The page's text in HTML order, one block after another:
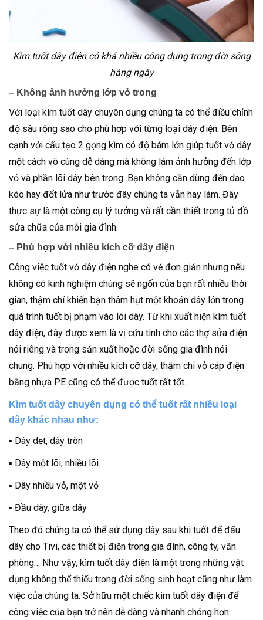
Kìm tuốt dây điện có khá nhiều công dụng trong đời sống
hàng ngày
– Không ảnh hưởng lớp vỏ trong
Với loại kìm tuốt dây chuyên dụng chúng ta có thể điều chỉnh
độ sâu rộng sao cho phù hợp với từng loại dây điện. Bên
cạnh với cấu tạo 2 gọng kìm có độ bám lớn giúp tuốt vỏ dây
một cách vô cùng dễ dàng mà không làm ảnh hưởng đến lớp
vỏ và phần lõi dây bên trong. Bạn không cần dùng đến dao
kéo hay đốt lửa như trước đây chúng ta vẫn hay làm. Đây
thực sự là một công cụ lý tưởng và rất cần thiết trong tủ đồ
sửa chữa của mỗi gia đình.
– Phù hợp với nhiều kích cỡ dây điện
Công việc tuốt vỏ dây điện nghe có vẻ đơn giản nhưng nếu
không có kinh nghiệm chúng sẽ ngốn của bạn rất nhiều thời
gian, thậm chí khiến bạn thâm hụt một khoản dây lớn trong
quá trình tuốt bị phạm vào lõi dây. Từ khi xuất hiện kìm tuốt
dây điện, đây được xem là vị cứu tinh cho các thợ sửa điện
nói riêng và trong sản xuất hoặc đời sống gia đình nói
chung. Phù hợp với nhiều kích cỡ dây, thậm chí vỏ cáp điện
bằng nhựa PE cũng có thể được tuốt rất tốt.
Kìm tuốt dây chuyên dụng có thể tuốt rất nhiều loại
dây khác nhau như:
▪ Dây dẹt, dây tròn
▪ Dây một lõi, nhiều lõi
▪ Dây nhiều vỏ, một vỏ
▪ Đầu dây, giữa dây
Theo đó chúng ta có thể sử dụng dây sau khi tuốt để đấu
dây cho Tivi, các thiết bị điện trong gia đình, công ty, văn
phòng… Như vậy, kìm tuốt dây điện là một trong những vật
dụng không thể thiếu trong đời sống sinh hoạt cũng như làm
việc của chúng ta. Sở hữu một chiếc kìm tuốt dây điện để
công việc của bạn trở nên dễ dàng và nhanh chóng hơn.